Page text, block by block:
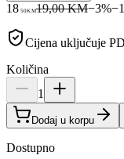
18 50KM19,00 KM−3%−1
Cijena uključuje
Količina
1
Dodaj u korpu
Dostupno